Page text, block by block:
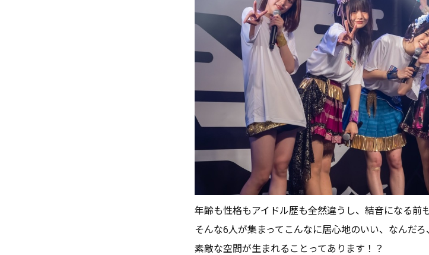
年齢も性格もアイドル歴も全然違うし、結音になる前
そんな6人が集まってこんなに居心地のいい、なんだ
素敵な空間が生まれることってあります！？